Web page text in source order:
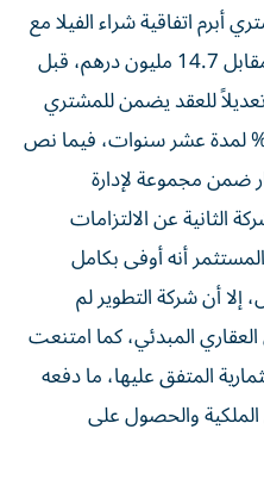
أبرم اتفاقية شراء الفيلا مع
شركة التطوير الأولى عام 2017 مقابل 14.7 مليون درهم، قبل
يوقع الطرفان في عام 2021 تعديلاً للعقد يضمن للمشتري
استثمارياً سنوياً بنسبة 10% لمدة عشر سنوات، فيما نص
ضمن مجموعة لإدارة
الثانية عن الالتزامات
أنه أوفى بكامل
إلا أن شركة التطوير لم
المبدئي، كما امتنعت
المتفق عليها، ما دفعه
الملكية والحصول على